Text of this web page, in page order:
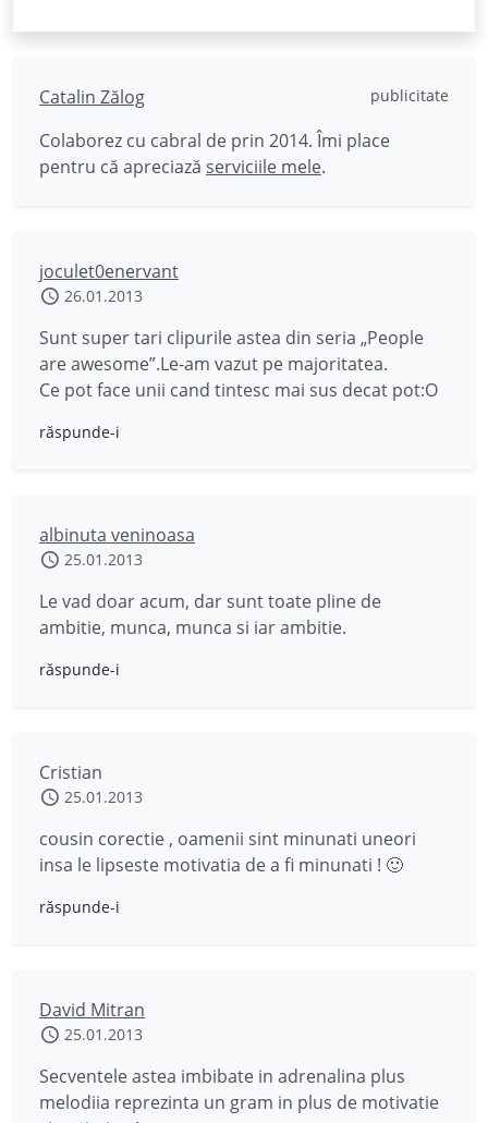
Catalin Zălog publicitate
Colaborez cu cabral de prin 2014. Îmi place
pentru că apreciază serviciile mele.
joculet0enervant
26.01.2013
Sunt super tari clipurile astea din seria „People
are awesome”.Le-am vazut pe majoritatea.
Ce pot face unii cand tintesc mai sus decat pot:O
răspunde-i
albinuta veninoasa
25.01.2013
Le vad doar acum, dar sunt toate pline de
ambitie, munca, munca si iar ambitie.
răspunde-i
Cristian
25.01.2013
cousin corectie , oamenii sint minunati uneori
insa le lipseste motivatia de a fi minunati ! 🙂
răspunde-i
David Mitran
25.01.2013
Secventele astea imbibate in adrenalina plus
melodiia reprezinta un gram in plus de motivatie